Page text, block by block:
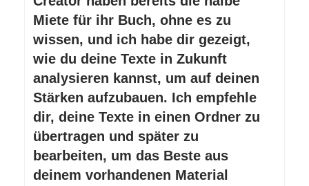
Miete für ihr Buch, ohne es zu
wissen, und ich habe dir gezeigt,
wie du deine Texte in Zukunft
analysieren kannst, um auf deinen
Stärken aufzubauen. Ich empfehle
dir, deine Texte in einen Ordner zu
übertragen und später zu
bearbeiten, um das Beste aus
deinem vorhandenen Material